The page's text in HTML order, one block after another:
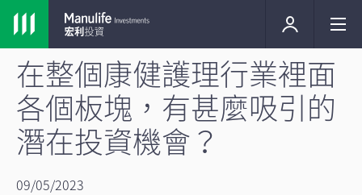
在整個康健護理行業裡面
各個板塊，有甚麼吸引的
潛在投資機會？
09/05/2023